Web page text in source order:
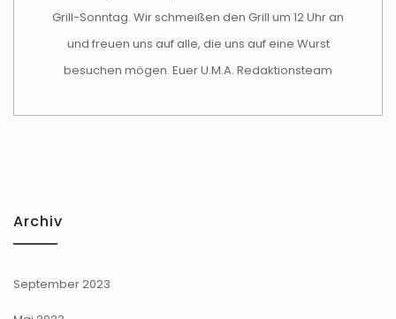
Grill-Sonntag. Wir schmeißen den Grill um 12 Uhr an
und freuen uns auf alle, die uns auf eine Wurst
besuchen mögen. Euer U.M.A. Redaktionsteam
Archiv
September 2023